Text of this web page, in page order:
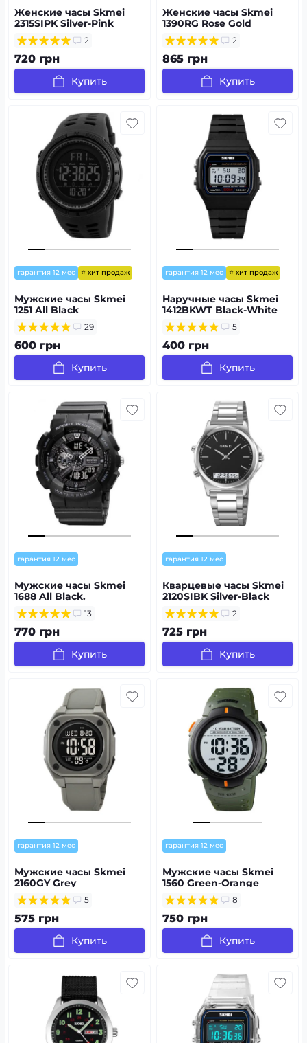
Женские часы Skmei
2315SIPK Silver-Pink
2
720 грн
Купить
Женские часы Skmei
1390RG Rose Gold
2
865 грн
Купить
гарантия 12 мес ⭐ хит продаж
Мужские часы Skmei
1251 All Black
29
600 грн
Купить
гарантия 12 мес ⭐ хит продаж
Наручные часы Skmei
1412BKWT Black-White
5
400 грн
Купить
гарантия 12 мес
Мужские часы Skmei
1688 All Black.
13
770 грн
Купить
гарантия 12 мес
Кварцевые часы Skmei
2120SIBK Silver-Black
2
725 грн
Купить
гарантия 12 мес
Мужские часы Skmei
2160GY Grey
5
575 грн
Купить
гарантия 12 мес
Мужские часы Skmei
1560 Green-Orange
8
750 грн
Купить